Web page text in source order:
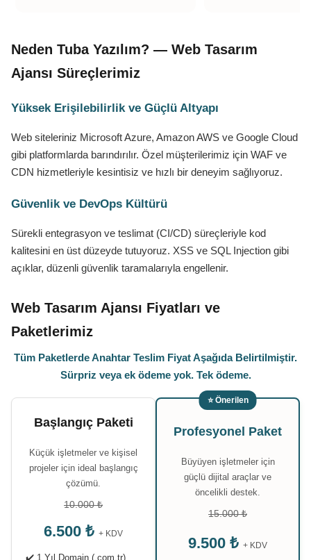
Neden Tuba Yazılım? — Web Tasarım
Ajansı Süreçlerimiz
Yüksek Erişilebilirlik ve Güçlü Altyapı
Web siteleriniz Microsoft Azure, Amazon AWS ve Google Cloud
gibi platformlarda barındırılır. Özel müşterilerimiz için WAF ve
CDN hizmetleriyle kesintisiz ve hızlı bir deneyim sağlıyoruz.
Güvenlik ve DevOps Kültürü
Sürekli entegrasyon ve teslimat (CI/CD) süreçleriyle kod
kalitesini en üst düzeyde tutuyoruz. XSS ve SQL Injection gibi
açıklar, düzenli güvenlik taramalarıyla engellenir.
Web Tasarım Ajansı Fiyatları ve
Paketlerimiz
Tüm Paketlerde Anahtar Teslim Fiyat Aşağıda Belirtilmiştir.
Sürpriz veya ek ödeme yok. Tek ödeme.
Başlangıç Paketi
Küçük işletmeler ve kişisel
projeler için ideal başlangıç
çözümü.
10.000 ₺
6.500 ₺ + KDV
✔️ 1 Yıl Domain (.com.tr)
⭐ Önerilen
Profesyonel Paket
Büyüyen işletmeler için
güçlü dijital araçlar ve
öncelikli destek.
15.000 ₺
9.500 ₺ + KDV